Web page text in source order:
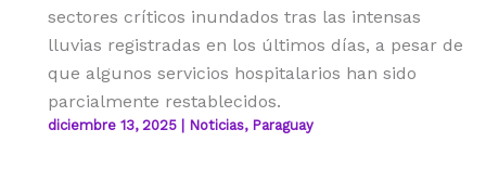
sectores críticos inundados tras las intensas
lluvias registradas en los últimos días, a pesar de
que algunos servicios hospitalarios han sido
parcialmente restablecidos.
diciembre 13, 2025 Noticias, Paraguay